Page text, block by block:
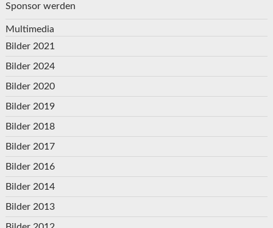
Sponsor werden
Multimedia
Bilder 2021
Bilder 2024
Bilder 2020
Bilder 2019
Bilder 2018
Bilder 2017
Bilder 2016
Bilder 2014
Bilder 2013